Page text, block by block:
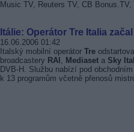
Music TV, Reuters TV, CB
Itálie: Operátor Tre Italia
16.06.2006 01:42
Italský mobilní operátor Tre
broadcastery RAI , Mediaset a Sky
DVB-H . Službu nabízí pod
k 13 programům včetně přenosů